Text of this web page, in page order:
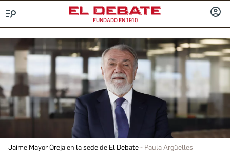
FUNDADO EN 1910
Jaime Mayor Oreja en la sede de El Debate Paula Argüelles